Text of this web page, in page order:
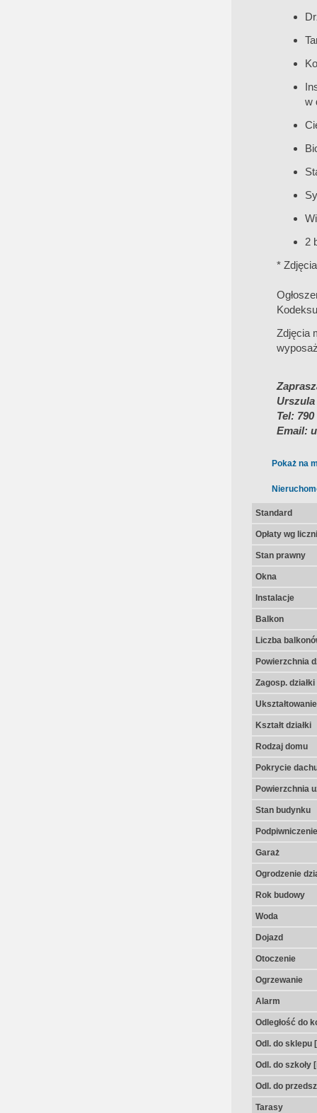
w
2
*
Zdjęcia
Tel:
Email:
Pokaż na
Standard
Opłaty wg
Stan prawny
Okna
Instalacje
Balkon
Liczba
Powierzchnia
Zagosp. działki
Kształt działki
Rodzaj domu
Pokrycie
Powierzchnia
Stan budynku
Podpiwniczenie
Garaż
Ogrodzenie
Rok budowy
Woda
Dojazd
Otoczenie
Ogrzewanie
Alarm
Odległość do
Odl. do sklepu
Odl. do szkoły
Odl. do
Tarasy